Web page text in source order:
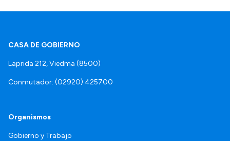
CASA DE GOBIERNO
Laprida 212, Viedma (8500)
Conmutador: (02920) 425700
Organismos
Gobierno y Trabajo